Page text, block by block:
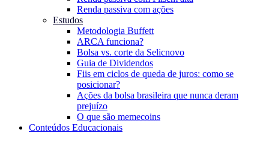
Renda passiva com ações
Estudos
Metodologia Buffett
ARCA funciona?
Bolsa vs. corte da Selicnovo
Guia de Dividendos
Fiis em ciclos de queda de juros: como se
posicionar?
Ações da bolsa brasileira que nunca deram
prejuízo
O que são memecoins
Conteúdos Educacionais